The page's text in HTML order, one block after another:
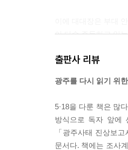
이 다수 주둔하고 있
이어 대대장은 단신
이라고 설득하였다.
그 결과 시위대는 교
광주교도소
출판사 리뷰
광주를 다시 읽기 위
5·18을 다룬 책은 많
방식으로 독자 앞에
「광주사태 진상보
문서다. 책에는 조사